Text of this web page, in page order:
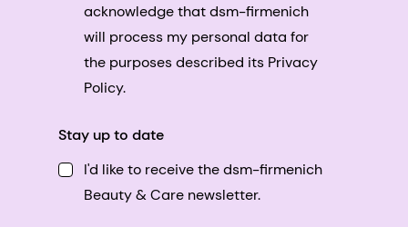
acknowledge that dsm-firmenich
will process my personal data for
the purposes described its Privacy
Policy.
Stay up to date
I'd like to receive the dsm-firmenich
Beauty & Care newsletter.